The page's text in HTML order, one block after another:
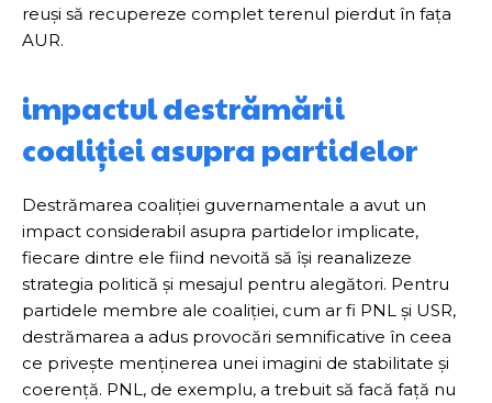
reuși să recupereze complet terenul pierdut în fața
AUR.
impactul destrămării
coaliției asupra partidelor
Destrămarea coaliției guvernamentale a avut un
impact considerabil asupra partidelor implicate,
fiecare dintre ele fiind nevoită să își reanalizeze
strategia politică și mesajul pentru alegători. Pentru
partidele membre ale coaliției, cum ar fi PNL și USR,
destrămarea a adus provocări semnificative în ceea
ce privește menținerea unei imagini de stabilitate și
coerență. PNL, de exemplu, a trebuit să facă față nu